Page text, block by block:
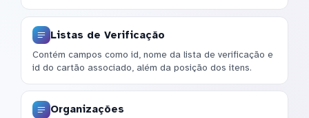
Listas de Verificação
Contém campos como id, nome da lista de verificação e
id do cartão associado, além da posição dos itens.
Organizações